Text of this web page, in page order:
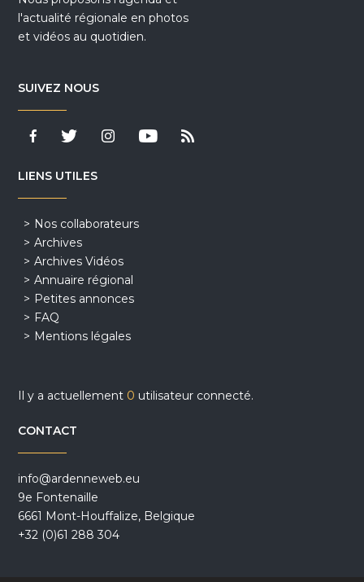
l'actualité régionale en photos
et vidéos au quotidien.
SUIVEZ NOUS
LIENS UTILES
Nos collaborateurs
Archives
Archives Vidéos
Annuaire régional
Petites annonces
FAQ
Mentions légales
Il y a actuellement 0 utilisateur connecté.
CONTACT
info@ardenneweb.eu
9e Fontenaille
6661 Mont-Houffalize, Belgique
+32 (0)61 288 304